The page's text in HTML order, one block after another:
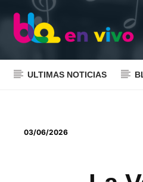
ULTIMAS NOTICIAS
03/06/2026